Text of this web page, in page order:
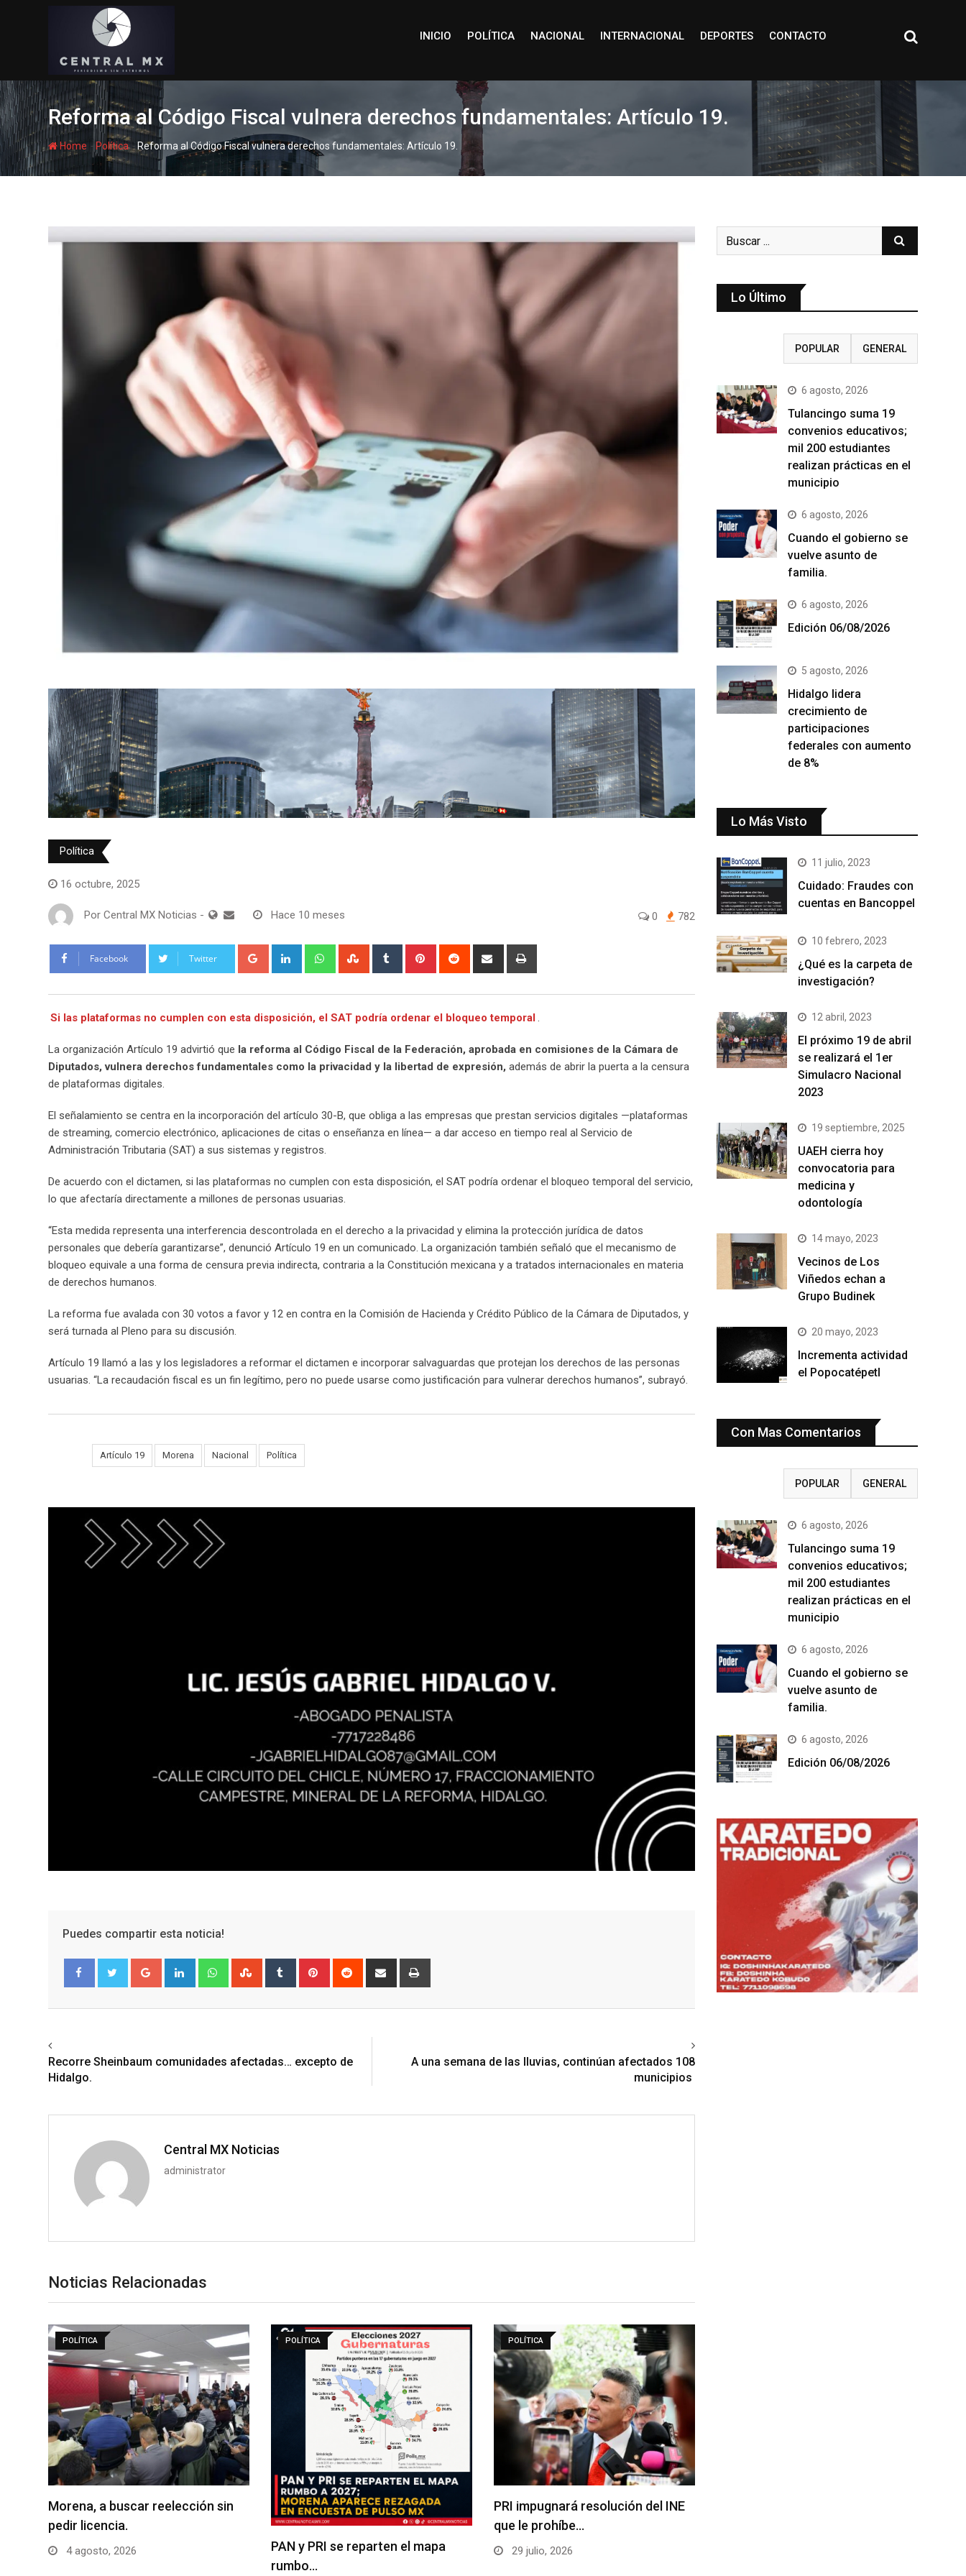
INICIO POLÍTICA NACIONAL INTERNACIONAL DEPORTES CONTACTO
Reforma al Código Fiscal vulnera derechos fundamentales: Artículo 19.
Home - Política-Reforma al Código Fiscal vulnera derechos fundamentales: Artículo 19.
Política
16 octubre, 2025
Por Central MX Noticias - Hace 10 meses 0 782
Facebook Twitter Google+ LinkedIn WhatsappStumbleUpon
Tumblr Pinterest Reddit
Share
Si las plataformas no cumplen con esta disposición, el SAT podría ordenar el bloqueo temporal .
La organización Artículo 19 advirtió que la reforma al Código Fiscal de la Federación, aprobada en comisiones de la Cámara de
Diputados, vulnera derechos fundamentales como la privacidad y la libertad de expresión, además de abrir la puerta a la censura
de plataformas digitales.
El señalamiento se centra en la incorporación del artículo 30-B, que obliga a las empresas que prestan servicios digitales —plataformas
de streaming, comercio electrónico, aplicaciones de citas o enseñanza en línea— a dar acceso en tiempo real al Servicio de
Administración Tributaria (SAT) a sus sistemas y registros.
De acuerdo con el dictamen, si las plataformas no cumplen con esta disposición, el SAT podría ordenar el bloqueo temporal del servicio,
lo que afectaría directamente a millones de personas usuarias.
“Esta medida representa una interferencia descontrolada en el derecho a la privacidad y elimina la protección jurídica de datos
personales que debería garantizarse”, denunció Artículo 19 en un comunicado. La organización también señaló que el mecanismo de
bloqueo equivale a una forma de censura previa indirecta, contraria a la Constitución mexicana y a tratados internacionales en materia
de derechos humanos.
La reforma fue avalada con 30 votos a favor y 12 en contra en la Comisión de Hacienda y Crédito Público de la Cámara de Diputados, y
será turnada al Pleno para su discusión.
Artículo 19 llamó a las y los legisladores a reformar el dictamen e incorporar salvaguardas que protejan los derechos de las personas
usuarias. “La recaudación fiscal es un fin legítimo, pero no puede usarse como justificación para vulnerar derechos humanos”, subrayó.
Artículo 19 Morena Nacional Política
Puedes compartir esta noticia!
Google+ LinkedIn WhatsappStumbleUpon
Tumblr Pinterest Reddit
Share
Recorre Sheinbaum comunidades afectadas… excepto de
Hidalgo.
A una semana de las lluvias, continúan afectados 108
municipios
Central MX Noticias
administrator
Noticias Relacionadas
POLÍTICA
Morena, a buscar reelección sin
pedir licencia.
4 agosto, 2026
POLÍTICA
PAN y PRI se reparten el mapa
rumbo…
POLÍTICA
PRI impugnará resolución del INE
que le prohíbe…
29 julio, 2026
Lo Último
POPULAR GENERAL
6 agosto, 2026
Tulancingo suma 19
convenios educativos;
mil 200 estudiantes
realizan prácticas en el
municipio
6 agosto, 2026
Cuando el gobierno se
vuelve asunto de
familia.
6 agosto, 2026
Edición 06/08/2026
5 agosto, 2026
Hidalgo lidera
crecimiento de
participaciones
federales con aumento
de 8%
Lo Más Visto
11 julio, 2023
Cuidado: Fraudes con
cuentas en Bancoppel
10 febrero, 2023
¿Qué es la carpeta de
investigación?
12 abril, 2023
El próximo 19 de abril
se realizará el 1er
Simulacro Nacional
2023
19 septiembre, 2025
UAEH cierra hoy
convocatoria para
medicina y
odontología
14 mayo, 2023
Vecinos de Los
Viñedos echan a
Grupo Budinek
20 mayo, 2023
Incrementa actividad
el Popocatépetl
Con Mas Comentarios
POPULAR GENERAL
6 agosto, 2026
Tulancingo suma 19
convenios educativos;
mil 200 estudiantes
realizan prácticas en el
municipio
6 agosto, 2026
Cuando el gobierno se
vuelve asunto de
familia.
6 agosto, 2026
Edición 06/08/2026